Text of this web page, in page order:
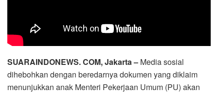
SUARAINDONEWS. COM, Jakarta – Media sosial
dihebohkan dengan beredarnya dokumen yang diklaim
menunjukkan anak Menteri Pekerjaan Umum (PU) akan